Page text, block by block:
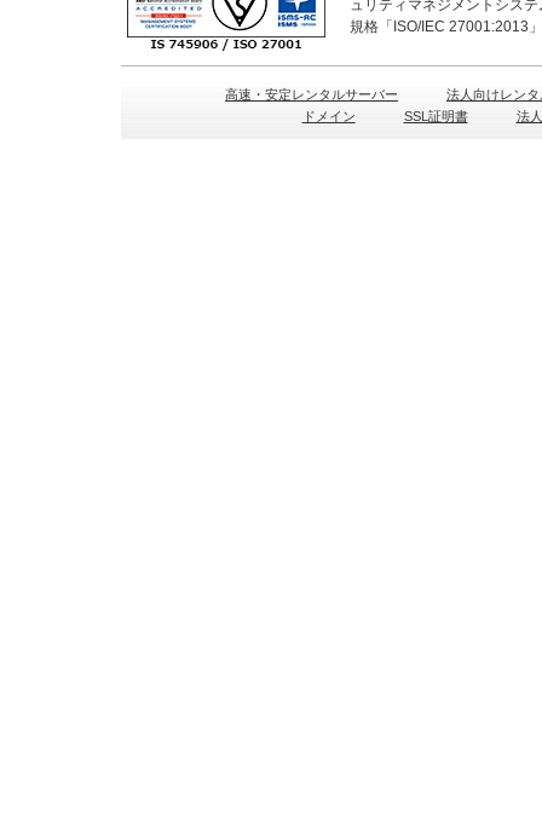
ュリティマネジメントシス
規格「ISO/IEC 27001:2013
高速・安定レンタルサーバー
法人向けレン
ドメイン
SSL証明書 法